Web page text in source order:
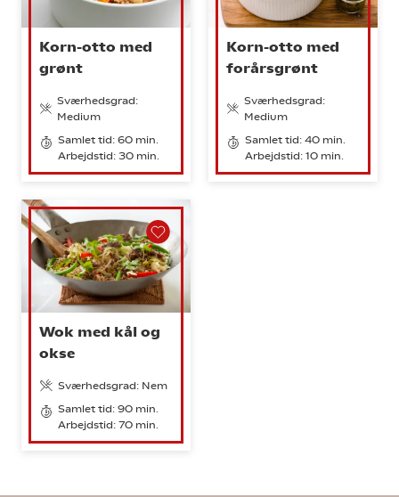
Korn-otto med
grønt
Sværhedsgrad:
Medium
Samlet tid: 60 min.
Arbejdstid: 30 min.
Korn-otto med
forårsgrønt
Sværhedsgrad:
Medium
Samlet tid: 40 min.
Arbejdstid: 10 min.
Wok med kål og
okse
Sværhedsgrad: Nem
Samlet tid: 90 min.
Arbejdstid: 70 min.